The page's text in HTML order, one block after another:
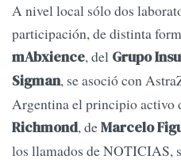
A nivel local sólo dos
participación, de distinta
mAbxience, del Grupo
Sigman, se asoció con
Argentina el principio activo
Richmond, deMarcelo
los llamados de NOTICIAS,